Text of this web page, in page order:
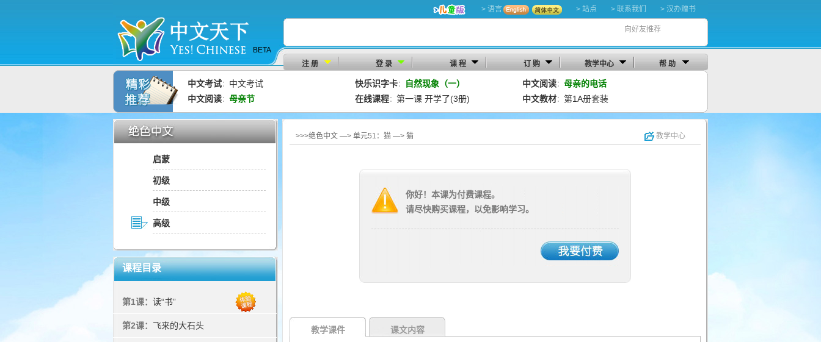
BETA
> 语言 > 站点 > 联系我们 > 汉办赠书
向好友推荐
注 册 登 录 课 程 订 购 教学中心 帮 助
中文考试： 中文考试 快乐识字卡： 自然现象（一） 中文阅读： 母亲的电话
中文阅读： 母亲节 在线课程： 第一课 开学了(3册) 中文教材： 第1A册套装
启蒙
初级
中级
高级
课程目录
第1课： 读“书”
第2课： 飞来的大石头
>>>绝色中文 —> 单元51：猫 —> 猫 教学中心
你好！本课为付费课程。
请尽快购买课程，以免影响学习。
教学课件 课文内容